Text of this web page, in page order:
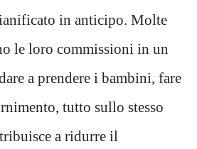
in anticipo. Molte
le loro commissioni in un
a prendere i bambini, fare
tutto sullo stesso
a ridurre il